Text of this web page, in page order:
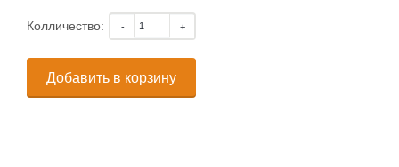
Колличество:
Добавить в корзину